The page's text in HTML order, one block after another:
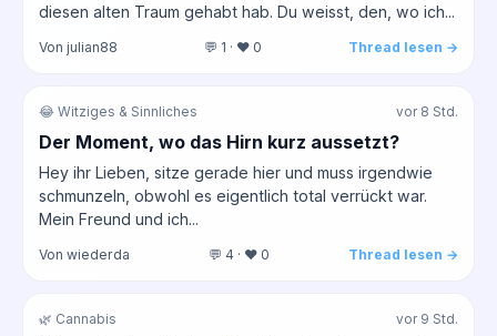
diesen alten Traum gehabt hab. Du weisst, den, wo ich...
Von julian88 💬 1 · ❤️ 0 Thread lesen →
😂 Witziges & Sinnliches vor 8 Std.
Der Moment, wo das Hirn kurz aussetzt?
Hey ihr Lieben, sitze gerade hier und muss irgendwie
schmunzeln, obwohl es eigentlich total verrückt war.
Mein Freund und ich...
Von wiederda 💬 4 · ❤️ 0 Thread lesen →
🌿 Cannabis vor 9 Std.